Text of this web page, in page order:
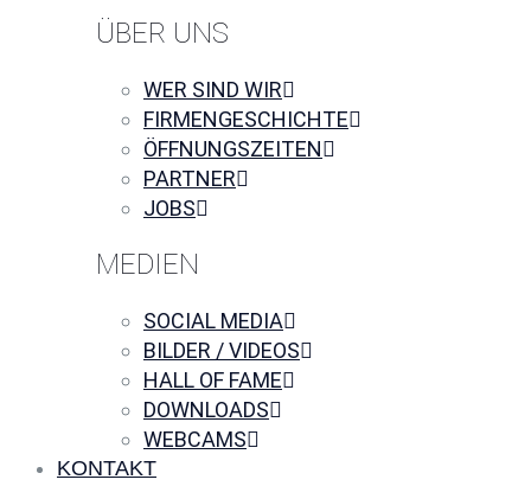
ÜBER UNS
WER SIND WIR
FIRMENGESCHICHTE
ÖFFNUNGSZEITEN
PARTNER
JOBS
MEDIEN
SOCIAL MEDIA
BILDER / VIDEOS
HALL OF FAME
DOWNLOADS
WEBCAMS
KONTAKT